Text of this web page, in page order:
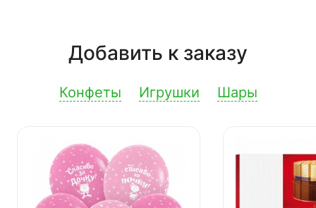
Добавить к заказу
Конфеты Игрушки Шары